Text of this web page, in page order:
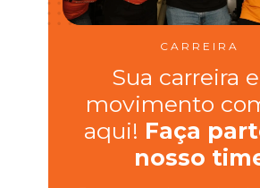
CARREIRA
Sua carreira
movimento
aqui! Faça
nosso